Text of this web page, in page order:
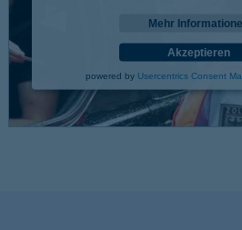
Mehr
Akzeptieren
powered by Usercentrics Consent